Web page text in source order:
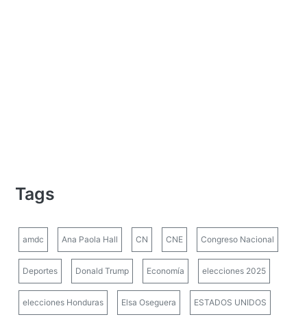
Tags
amdc Ana Paola Hall CN CNE Congreso Nacional
Deportes Donald Trump Economía elecciones 2025
elecciones Honduras Elsa Oseguera ESTADOS UNIDOS